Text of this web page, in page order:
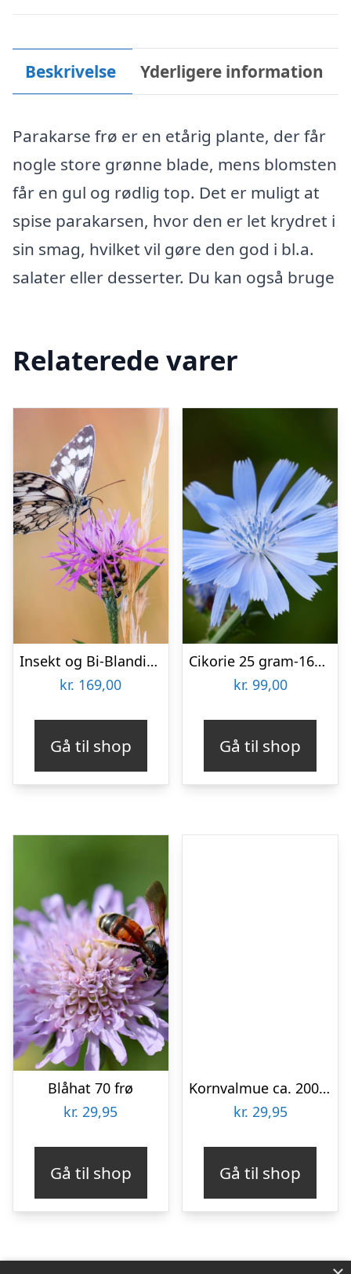
Beskrivelse Yderligere information
Parakarse frø er en etårig plante, der får
nogle store grønne blade, mens blomsten
får en gul og rødlig top. Det er muligt at
spise parakarsen, hvor den er let krydret i
sin smag, hvilket vil gøre den god i bl.a.
salater eller desserter. Du kan også bruge
Relaterede varer
Insekt og Bi-Blanding 30m2
kr. 169,00
Gå til shop
Cikorie 25 gram-16000 frø
kr. 99,00
Gå til shop
Blåhat 70 frø
kr. 29,95
Gå til shop
Kornvalmue ca. 2000 frø
kr. 29,95
Gå til shop